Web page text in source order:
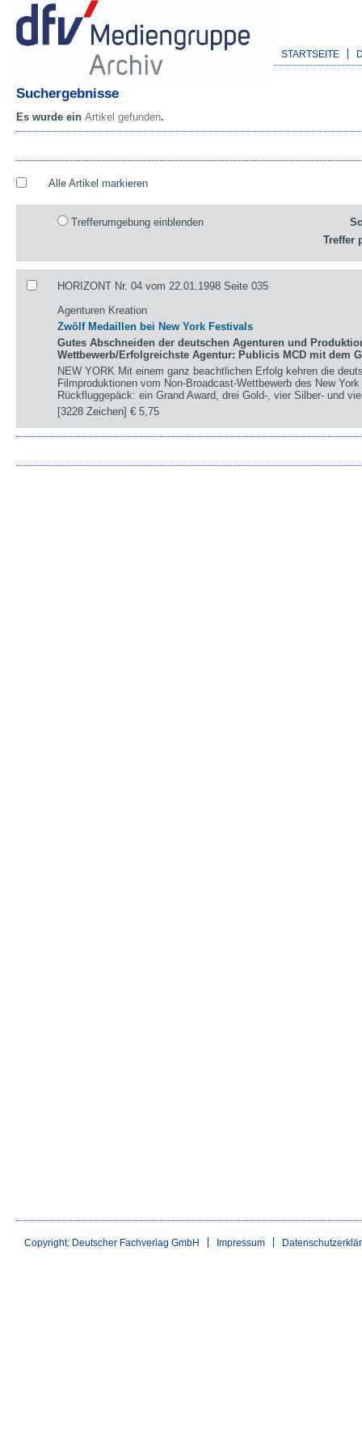
STARTSEITE
Suchergebnisse
Es wurde ein Artikel gefunden.
Alle Artikel markieren
Trefferumgebung einblenden
Treffer
HORIZONT Nr. 04 vom 22.01.1998 Seite 035
Agenturen Kreation
Zwölf Medaillen bei New York Festivals
Gutes Abschneiden der deutschen Agenturen und
Wettbewerb/Erfolgreichste Agentur: Publicis MCD mit dem
NEW YORK Mit einem ganz beachtlichen Erfolg kehren die
Filmproduktionen vom Non-Broadcast-Wettbewerb des New
Rückfluggepäck: ein Grand Award, drei Gold-, vier Silber- und
[3228 Zeichen]€ 5,75
Copyright: Deutscher Fachverlag GmbH Impressum